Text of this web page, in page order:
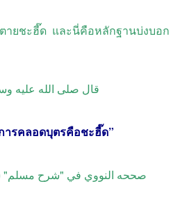
ายชะฮี๊ด และนี่คือหลักฐานบ่งบอก
قال صلى الله عليه
ารคลอดบุตรคือชะฮี๊ด”